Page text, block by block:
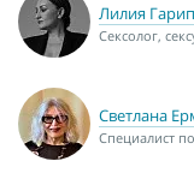
Лилия
Сексолог,
Светлана
Специалист